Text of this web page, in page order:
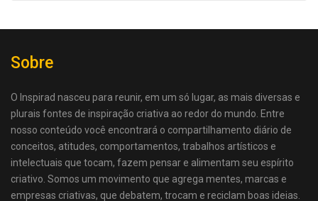
Sobre
O Inspirad nasceu para reunir, em um só lugar, as mais diversas e
plurais fontes de inspiração criativa ao redor do mundo. Entre
nosso conteúdo você encontrará o compartilhamento diário de
conceitos, atitudes, comportamentos, trabalhos artísticos e
intelectuais que tocam, fazem pensar e alimentam seu espírito
criativo. Somos um movimento que agrega mentes, marcas e
empresas criativas, que debatem, trocam e reciclam boas ideias.